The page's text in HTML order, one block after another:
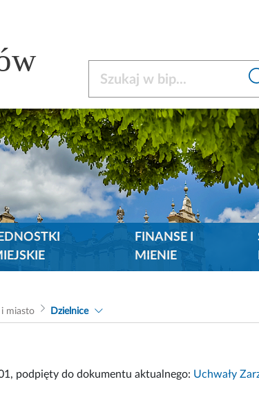
FINANSE I
MIENIE
i miasto Dzielnice
podpięty do dokumentu aktualnego: Uchwały